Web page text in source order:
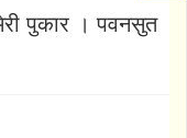
पुकार । पवनसुत